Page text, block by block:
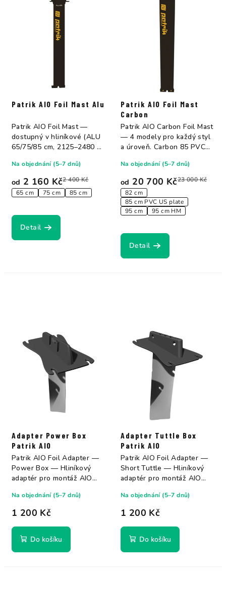
Patrik AIO Foil Mast Alu
od 2 160 Kč2 400 Kč
65 cm
75 cm 85 cm
Na objednání (5–7 dnů)
Detail
Patrik AIO Foil Mast —
dostupný v hliníkové (ALU
65/75/85 cm, 2125–2480 g)
Patrik AIO Foil Mast
Carbon
od 20 700 Kč23 000 Kč
82 cm
85 cm PVC US plate
95 cm
95 cm HM
Na objednání (5–7 dnů)
Detail
Patrik AIO Carbon Foil Mast
— 4 modely pro každý styl
a úroveň. Carbon 85 PVC
Adapter Power Box
Patrik AIO
1 200 Kč
Na objednání (5–7 dnů)
Do košíku
Patrik AIO Foil Adapter —
Power Box — Hliníkový
adaptér pro montáž AIO
Adapter Tuttle Box
Patrik AIO
1 200 Kč
Na objednání (5–7 dnů)
Do košíku
Patrik AIO Foil Adapter —
Short Tuttle — Hliníkový
adaptér pro montáž AIO